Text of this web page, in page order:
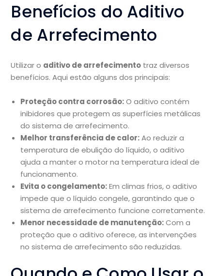
Benefícios do Aditivo
de Arrefecimento
Utilizar o aditivo de arrefecimento traz diversos
benefícios. Aqui estão alguns dos principais:
Proteção contra corrosão:O aditivo contém
inibidores que protegem as superfícies metálicas
do sistema de arrefecimento.
Melhor transferência de calor:Ao reduzir a
temperatura de ebulição do líquido, o aditivo
ajuda a manter o motor na temperatura ideal de
funcionamento.
Evita o congelamento:Em climas frios, o aditivo
impede que o líquido congele, garantindo que o
sistema de arrefecimento funcione corretamente.
Menor necessidade de manutenção:Com a
proteção que o aditivo oferece, as intervenções
no sistema de arrefecimento são reduzidas.